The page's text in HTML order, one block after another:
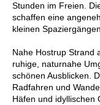
Stunden im Freien.
schaffen eine
kleinen
Nahe Hostrup Strand
ruhige, naturnahe
schönen Ausblicken.
Radfahren und
Häfen und idyllischen